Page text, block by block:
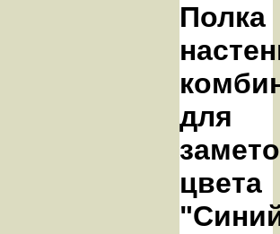
Полка
для
цвета